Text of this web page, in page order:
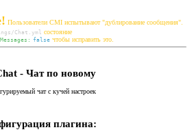
Пользователи CMI испытывают "дублирование сообщения".
Chat.yml состояние
false чтобы исправить это.
- Чат по новому​
чат с кучей настроек
плагина: